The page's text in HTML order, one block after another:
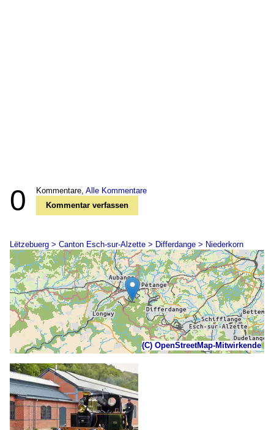
0 Kommentare, Alle Kommentare
Kommentar verfassen
Lëtzebuerg > Canton Esch-sur-Alzette > Differdange > Niederkorn
(C) OpenStreetMap-Mitwirkende